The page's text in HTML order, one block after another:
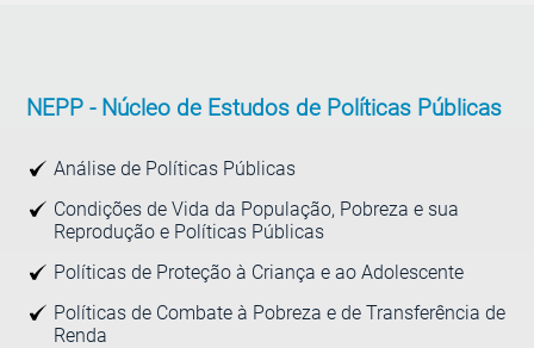
NEPP -Núcleo de Estudos de Políticas Públicas
Análise de Políticas Públicas
Condições de Vida da População, Pobreza e sua
Reprodução e Políticas Públicas
Políticas de Proteção à Criança e ao Adolescente
Políticas de Combate à Pobreza e de Transferência de
Renda